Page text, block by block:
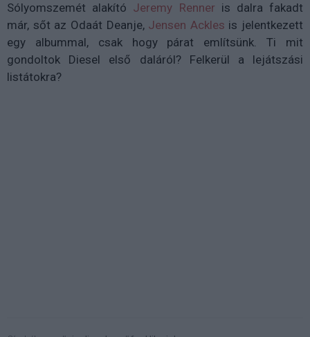
Sólyomszemét alakító Jeremy Renner is dalra fakadt
már, sőt az Odaát Deanje, Jensen Ackles is jelentkezett
egy albummal, csak hogy párat említsünk. Ti mit
gondoltok Diesel első daláról? Felkerül a lejátszási
listátokra?